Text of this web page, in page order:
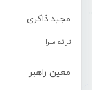
مجید ذاکری
ترانه سرا
معین راهبر